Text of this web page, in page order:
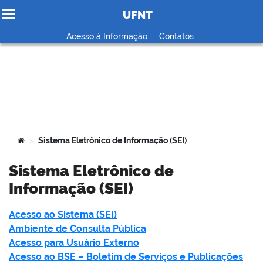
Ir para o conteúdo
UFNT
Acesso à Informação Contatos
Você está aqui:
> Sistema Eletrônico de Informação (SEI)
Sistema Eletrônico de
Informação (SEI)
Acesso ao Sistema (SEI)
Ambiente de Consulta Pública
Acesso para Usuário Externo
Acesso ao BSE – Boletim de Serviços e Publicações